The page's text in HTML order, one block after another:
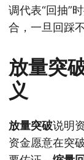
调代表“回抽”
合，一旦回踩
放量突
义
放量突破说明
资金愿意在突